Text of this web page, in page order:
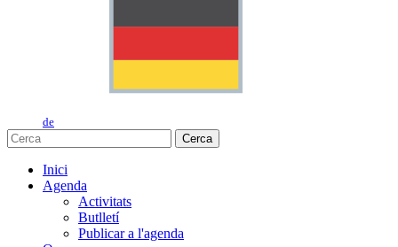
de
Cerca
Inici
Agenda
Activitats
Butlletí
Publicar a l'agenda